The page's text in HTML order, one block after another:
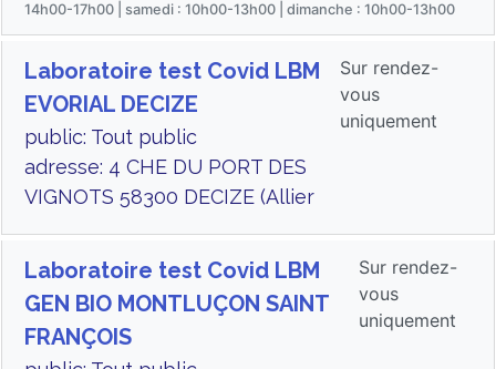
14h00-17h00 | samedi : 10h00-13h00 | dimanche : 10h00-13h00
Laboratoire test Covid LBM
EVORIAL DECIZE
public: Tout public
adresse: 4 CHE DU PORT DES
VIGNOTS 58300 DECIZE (Allier
Sur rendez-
vous
uniquement
Laboratoire test Covid LBM
GEN BIO MONTLUÇON SAINT
FRANÇOIS
Sur rendez-
vous
uniquement